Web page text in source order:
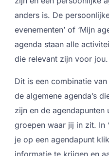
anders is. De
evenementen’ of ‘Mijn
agenda staan alle
die relevant zijn voor jou.
Dit is een combinatie
de algemene agenda’s
zijn en de agendapunten
groepen waar jij in zit. In
je op een agendapunt
informatie te krijgen en